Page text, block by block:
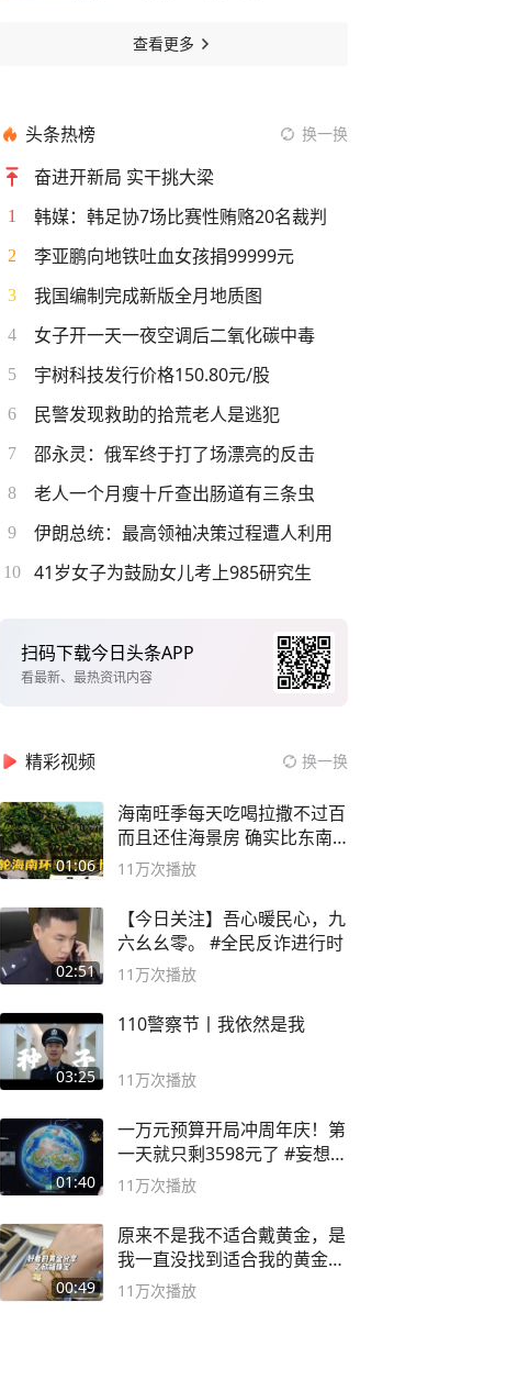
查看更多
头条热榜 换一换
奋进开新局 实干挑大梁
1 韩媒：韩足协7场比赛性贿赂20名裁判
2 李亚鹏向地铁吐血女孩捐99999元
3 我国编制完成新版全月地质图
4 女子开一天一夜空调后二氧化碳中毒
5 宇树科技发行价格150.80元/股
6 民警发现救助的拾荒老人是逃犯
7 邵永灵：俄军终于打了场漂亮的反击
8 老人一个月瘦十斤查出肠道有三条虫
9 伊朗总统：最高领袖决策过程遭人利用
10 41岁女子为鼓励女儿考上985研究生
扫码下载今日头条APP
看最新、最热资讯内容
精彩视频 换一换
01:06
海南旺季每天吃喝拉撒不过百
而且还住海景房 确实比东南
亚合适
11万次播放
02:51
【今日关注】吾心暖民心，九
六幺幺零。 #全民反诈进行时
11万次播放
03:25
110警察节丨我依然是我
11万次播放
01:40
一万元预算开局冲周年庆！第
一天就只剩3598元了 #妄想山
海
11万次播放
00:49
原来不是我不适合戴黄金，是
我一直没找到适合我的黄金
😭
11万次播放